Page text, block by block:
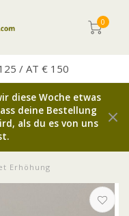
0
/ AT € 150
diese Woche etwas
deine Bestellung
als du es von uns
Erhöhung